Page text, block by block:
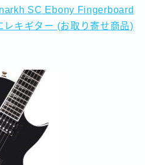
SC Ebony Fingerboard
キギター (お取り寄せ商品)